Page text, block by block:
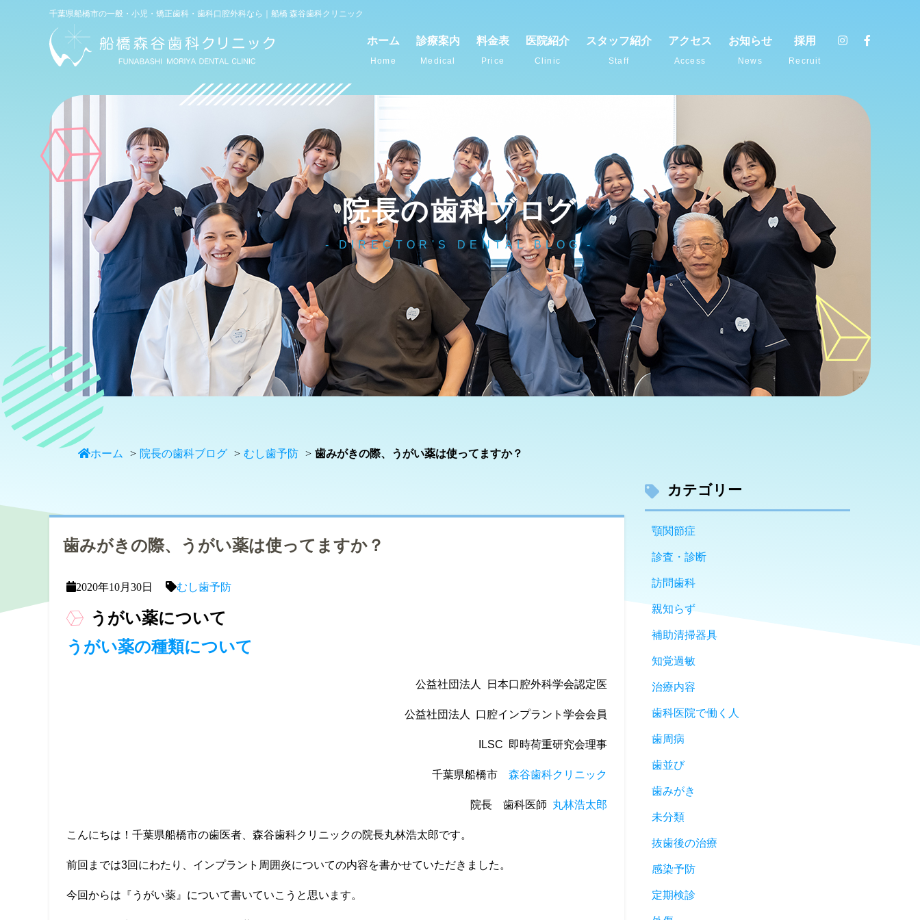
千葉県船橋市の一般・小児・矯正歯科・歯科口腔外科なら｜船橋 森谷歯科クリニック
ホーム
Home
診療案内
Medical
料金表
Price
医院紹介
Clinic
スタッフ紹介
Staff
アクセス
Access
お知らせ
News
採用
Recruit
(初診専用)
お問い合わせ
院長の歯科ブログ
DIRECTOR'S DENTAL BLOG
ホーム 院長の歯科ブログ むし歯予防 歯みがきの際、うがい薬は使ってますか？
歯みがきの際、うがい薬は使ってますか？
2020年10月30日 むし歯予防
うがい薬について
うがい薬の種類について
公益社団法人 日本口腔外科学会認定医
公益社団法人 口腔インプラント学会会員
ILSC 即時荷重研究会理事
千葉県船橋市 森谷歯科クリニック
院長 歯科医師 丸林浩太郎
こんにちは！千葉県船橋市の歯医者、森谷歯科クリニックの院長丸林浩太郎です。
前回までは3回にわたり、インプラント周囲炎についての内容を書かせていただきました。
今回からは『うがい薬』について書いていこうと思います。
カテゴリー
顎関節症
診査・診断
訪問歯科
親知らず
補助清掃器具
知覚過敏
治療内容
歯科医院で働く人
歯周病
歯並び
歯みがき
未分類
抜歯後の治療
感染予防
定期検診